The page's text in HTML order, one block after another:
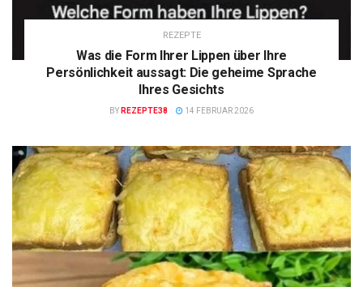
REZEPTE
Was die Form Ihrer Lippen über Ihre
Persönlichkeit aussagt: Die geheime Sprache
Ihres Gesichts
BY REZEPTE38 14 FEBRUAR 2026